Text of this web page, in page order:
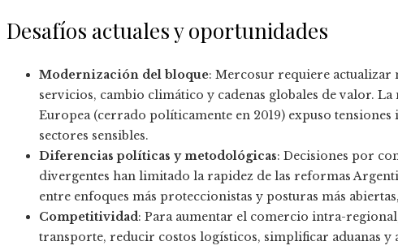
Desafíos actuales y oportunidades
Modernización del bloque: Mercosur requiere actualizar
servicios, cambio climático y cadenas globales de valor.
Europea (cerrado políticamente en 2019) expuso
sectores sensibles.
Diferencias políticas y metodológicas: Decisiones por
divergentes han limitado la rapidez de las reformas
entre enfoques más proteccionistas y posturas más
Competitividad: Para aumentar el comercio intra-
transporte, reducir costos logísticos, simplificar aduanas